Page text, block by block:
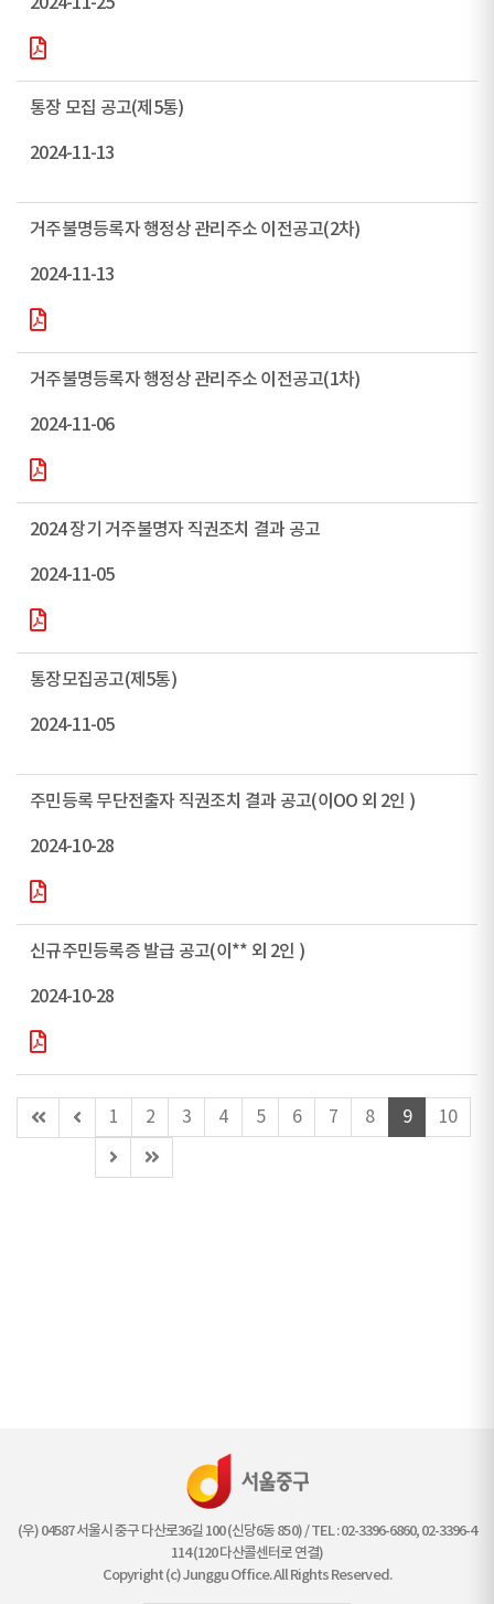
통장 모집 공고(제5통)
2024-11-13
거주불명등록자 행정상 관리주소 이전공고(2차)
2024-11-13
거주불명등록자 행정상 관리주소 이전공고(1차)
2024-11-06
2024 장기 거주불명자 직권조치 결과 공고
2024-11-05
통장모집공고(제5통)
2024-11-05
주민등록 무단전출자 직권조치 결과 공고(이OO 외 2인 )
2024-10-28
신규주민등록증 발급 공고(이** 외 2인 )
2024-10-28
첫
페
이
전
1 2 3 4 5 6 7 8 9
10
다
음
마
지
(우) 04587 서울시 중구 다산로36길 100 (신당6동 850) / TEL : 02-3396-6860, 02-3396-4
114 (120 다산콜센터로 연결)
Copyright (c) Junggu Office. All Rights Reserved.